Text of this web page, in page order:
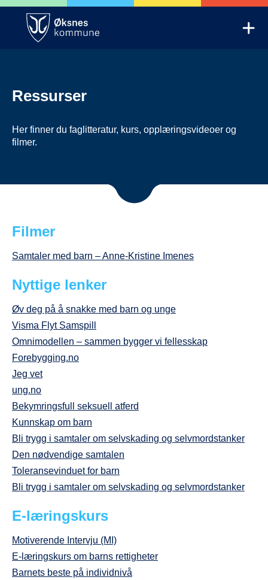
Skip
content
Ressurser
Her finner du faglitteratur, kurs, opplæringsvideoer og
filmer.
Filmer
Samtaler med barn – Anne-Kristine Imenes
Nyttige lenker
Øv deg på å snakke med barn og unge
Visma Flyt Samspill
Omnimodellen – sammen bygger vi fellesskap
Forebygging.no
Jeg vet
ung.no
Bekymringsfull seksuell atferd
Kunnskap om barn
Bli trygg i samtaler om selvskading og selvmordstanker
Den nødvendige samtalen
Toleransevinduet for barn
Bli trygg i samtaler om selvskading og selvmordstanker
E-læringskurs
Motiverende Intervju (MI)
E-læringskurs om barns rettigheter
Barnets beste på individnivå